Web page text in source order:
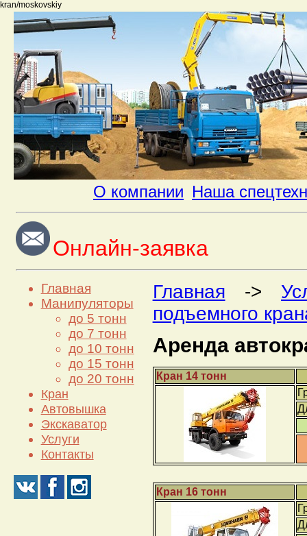
kran/moskovskiy
О компании Наша
Онлайн-заявка
Главная
Манипуляторы
до 5 тонн
до 7 тонн
до 10 тонн
до 15 тонн
до 20 тонн
Кран
Автовышка
Экскаватор
Услуги
Контакты
Главная ->
подъемного
Аренда
Кран 14 тонн
Кран 16 тонн